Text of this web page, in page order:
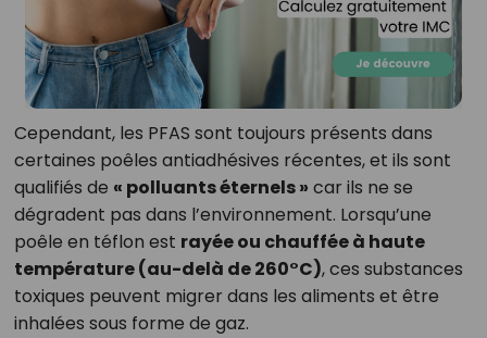
Cependant, les PFAS sont toujours présents dans
certaines poêles antiadhésives récentes, et ils sont
qualifiés de « polluants éternels » car ils ne se
dégradent pas dans l’environnement. Lorsqu’une
poêle en téflon est rayée ou chauffée à haute
température (au-delà de 260°C), ces substances
toxiques peuvent migrer dans les aliments et être
inhalées sous forme de gaz.